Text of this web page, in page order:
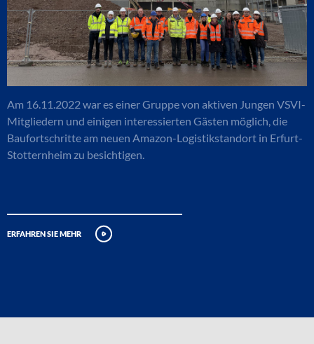
Am 16.11.2022 war es einer Gruppe von aktiven Jungen VSVI-
Mitgliedern und einigen interessierten Gästen möglich, die
Baufortschritte am neuen Amazon-Logistikstandort in Erfurt-
Stotternheim zu besichtigen.
erfahren sie mehr